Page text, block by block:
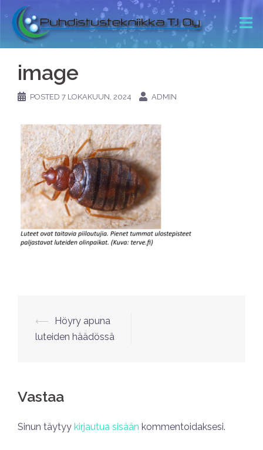
image
POSTED 7 LOKAKUUN, 2024 ADMIN
⟵
Höyry apuna
luteiden häädössä
Vastaa
Sinun täytyy kirjautua sisään kommentoidaksesi.